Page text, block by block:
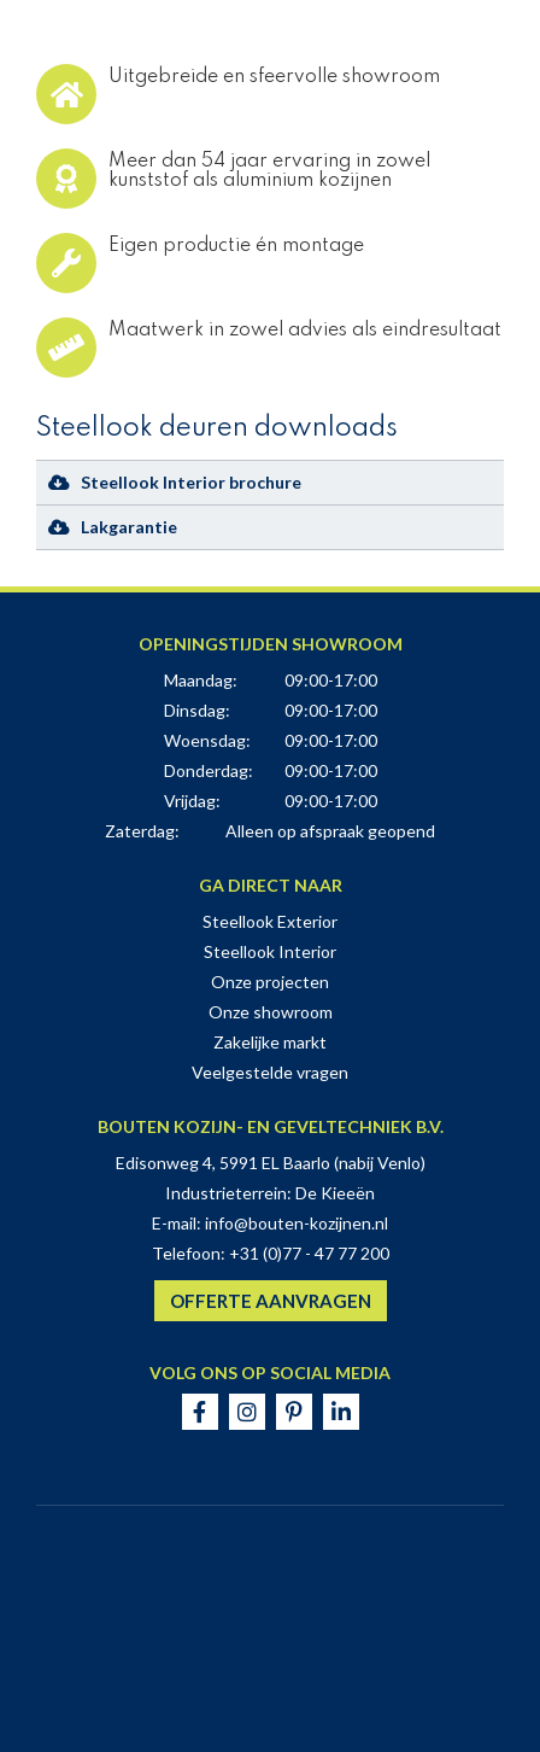
Uitgebreide en sfeervolle showroom
Meer dan 54 jaar ervaring in zowel
kunststof als aluminium kozijnen
Eigen productie én montage
Maatwerk in zowel advies als eindresultaat
Steellook deuren downloads
Steellook Interior brochure
Lakgarantie
OPENINGSTIJDEN SHOWROOM
Maandag:
09:00-17:00
Dinsdag:
09:00-17:00
Woensdag:
09:00-17:00
Donderdag:
09:00-17:00
Vrijdag:
09:00-17:00
Zaterdag:
Alleen op afspraak geopend
GA DIRECT NAAR
Steellook Exterior
Steellook Interior
Onze projecten
Onze showroom
Zakelijke markt
Veelgestelde vragen
BOUTEN KOZIJN- EN GEVELTECHNIEK B.V.
Edisonweg 4, 5991 EL Baarlo (nabij Venlo)
Industrieterrein: De Kieeën
E-mail: info@bouten-kozijnen.nl
Telefoon: +31 (0)77 - 47 77 200
OFFERTE AANVRAGEN
VOLG ONS OP SOCIAL MEDIA